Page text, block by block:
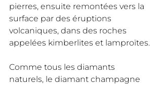
pierres, ensuite remontées vers la
surface par des éruptions
volcaniques, dans des roches
appelées kimberlites et lamproïtes.
Comme tous les diamants
naturels, le diamant champagne